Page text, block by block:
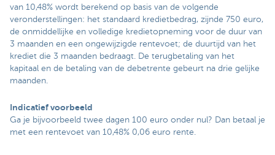
van 10,48% wordt berekend op basis van de volgende
veronderstellingen: het standaard kredietbedrag, zijnde 750 euro,
de onmiddellijke en volledige kredietopneming voor de duur van
3 maanden en een ongewijzigde rentevoet; de duurtijd van het
krediet die 3 maanden bedraagt. De terugbetaling van het
kapitaal en de betaling van de debetrente gebeurt na drie gelijke
maanden.
Indicatief voorbeeld
Ga je bijvoorbeeld twee dagen 100 euro onder nul? Dan betaal je
met een rentevoet van 10,48% 0,06 euro rente.